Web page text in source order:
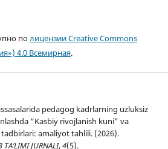
полицензии Creative Commons
4.0 Всемирная.
pedagog kadrlarning uzluksiz
“Kasbiy rivojlanish kuni” va
amaliyot tahlili. (2026).
TA’LIMI JURNALI,4(5).